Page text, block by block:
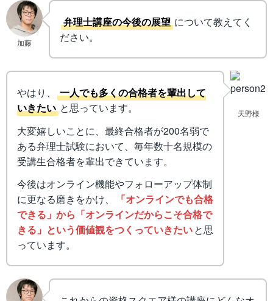
加藤
弁理士講座の今後の展望 について教えてく
ださい。
天野様
やはり、
一人でも多くの合格者を輩出して
いきたい と思っています。
大変嬉しいことに、最終合格者が200名弱で
ある弁理士試験において、毎年数十名規模の
受講生合格者を輩出できています。
今後はオンライン機能やフォローアップ体制
に更なる磨きをかけ、
「オンラインでも合格
できる」から「オンラインだからこそ合格で
きる」という価値観をつくっていきたいと思
っています。